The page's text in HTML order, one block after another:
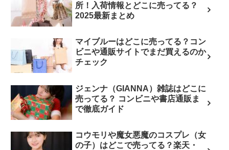
所！入荷情報とどこに売ってる？
2025最新まとめ
マイブルーはどこに売ってる？コン
ビニや通販サイトでまだ買えるのか
チェック
ジェンナ（GIANNA）雑誌はどこに
売ってる？ コンビニや書店通販ま
で徹底ガイド
コウモリや魔女悪魔のコスプレ（女
の子）はどこで売ってる？楽天・